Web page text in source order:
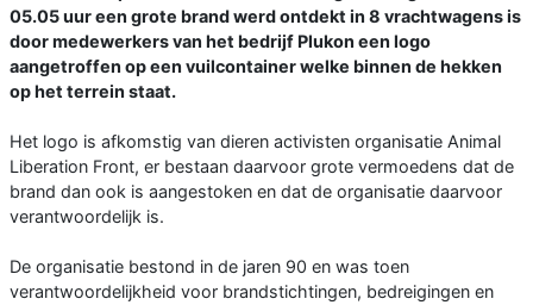
05.05 uur een grote brand werd ontdekt in 8 vrachtwagens is
door medewerkers van het bedrijf Plukon een logo
aangetroffen op een vuilcontainer welke binnen de hekken
op het terrein staat.
Het logo is afkomstig van dieren activisten organisatie Animal
Liberation Front, er bestaan daarvoor grote vermoedens dat de
brand dan ook is aangestoken en dat de organisatie daarvoor
verantwoordelijk is.
De organisatie bestond in de jaren 90 en was toen
verantwoordelijkheid voor brandstichtingen, bedreigingen en